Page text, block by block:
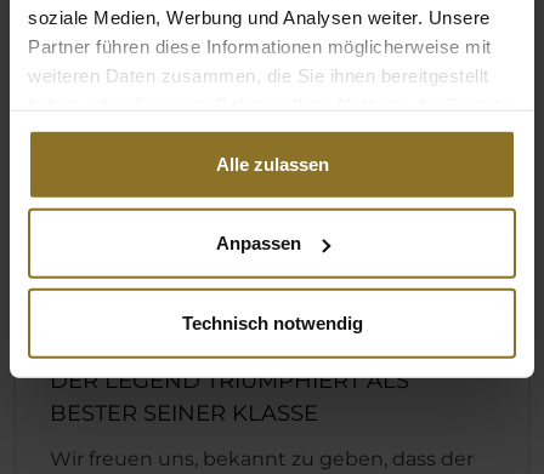
soziale Medien, Werbung und Analysen weiter. Unsere
Partner führen diese Informationen möglicherweise mit
weiteren Daten zusammen, die Sie ihnen bereitgestellt
gesammelt haben.
Alle zulassen
Anpassen
Technisch notwendig
DER LEGEND TRIUMPHIERT ALS
BESTER SEINER KLASSE
Wir freuen uns, bekannt zu geben, dass der